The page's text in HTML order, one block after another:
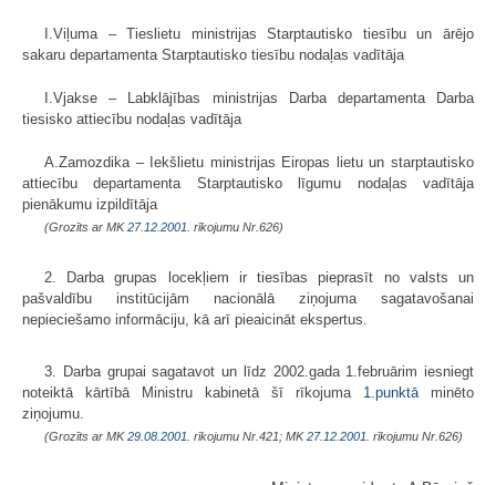
I.Viļuma – Tieslietu ministrijas Starptautisko tiesību un ārējo
sakaru departamenta Starptautisko tiesību nodaļas vadītāja
I.Vjakse – Labklājības ministrijas Darba departamenta Darba
tiesisko attiecību nodaļas vadītāja
A.Zamozdika – Iekšlietu ministrijas Eiropas lietu un starptautisko
attiecību departamenta Starptautisko līgumu nodaļas vadītāja
pienākumu izpildītāja
(Grozīts ar MK27.12.2001. rīkojumu Nr.626)
2. Darba grupas locekļiem ir tiesības pieprasīt no valsts un
pašvaldību institūcijām nacionālā ziņojuma sagatavošanai
nepieciešamo informāciju, kā arī pieaicināt ekspertus.
3. Darba grupai sagatavot un līdz 2002.gada 1.februārim iesniegt
noteiktā kārtībā Ministru kabinetā šī rīkojuma 1.punktā minēto
ziņojumu.
(Grozīts ar MK29.08.2001. rīkojumu Nr.421; MK27.12.2001. rīkojumu Nr.626)